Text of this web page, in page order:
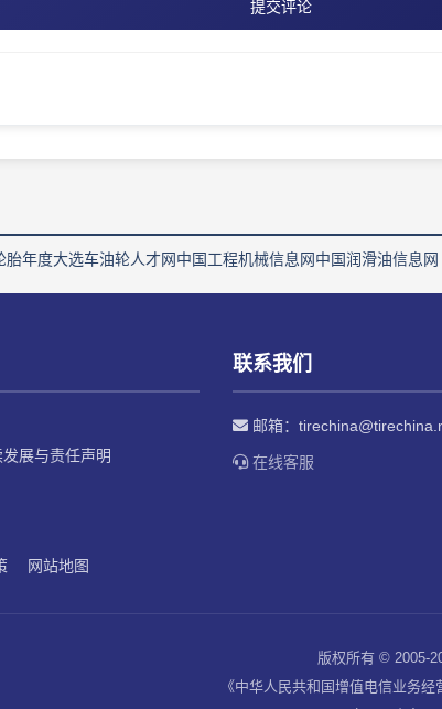
提交评论
胎年度大选车油轮人才网中国工程机械信息网中国润滑油信息网
展与责任声明
网站地图
联系我们
邮箱：
在线客服
版权所有 © 2005-
《中华人民共和国增值电信业务经